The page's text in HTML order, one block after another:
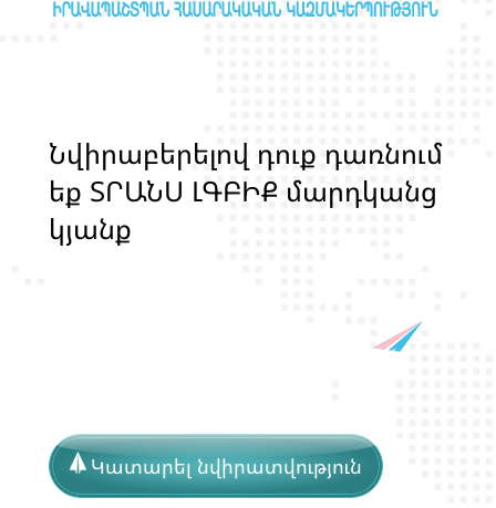
Նվիրաբերելով դոք դառնոմ
եք ՏՐԱՆՍ ԼԳԲԻՔ մարդկանց
կյանք
Կատարել նվիրատվություն